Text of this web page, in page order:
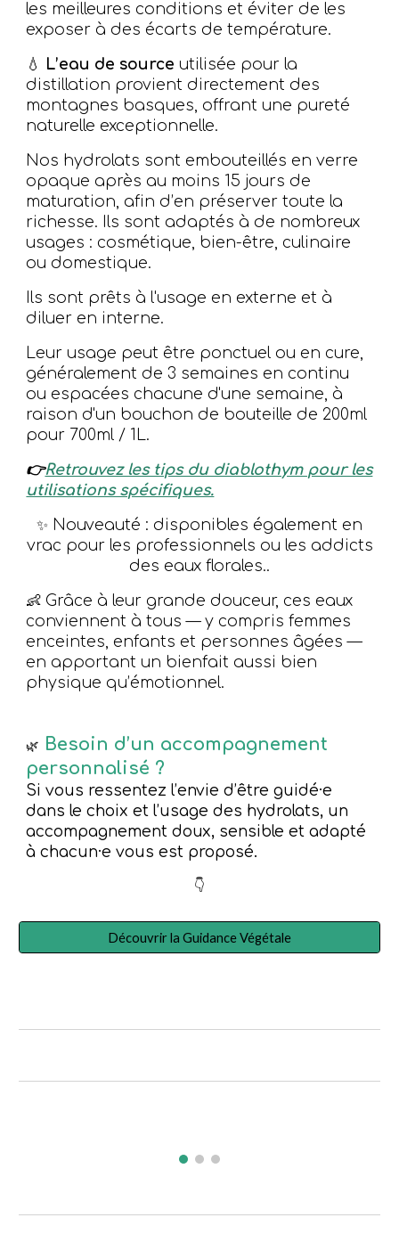
les meilleures conditions et éviter de les
exposer à des écarts de température.
💧 L’eau de sourceutilisée pour la
distillation provient directement des
montagnes basques, offrant une pureté
naturelle exceptionnelle.
Nos hydrolats sont embouteillés en verre
opaque après au moins 15 jours de
maturation, afin d’en préserver toute la
richesse. Ils sont adaptés à de nombreux
usages : cosmétique, bien-être, culinaire
ou domestique.
Ils sont prêts à l'usage en externe et à
diluer en interne.
Leur usage peut être ponctuel ou en cure,
généralement de 3 semaines en continu
ou espacées chacune d'une semaine, à
raison d'un bouchon de bouteille de 200ml
pour 700ml / 1L.
👉Retrouvez les tips du diablothym pour les
utilisations spécifiques.
✨ Nouveauté : disponibles également en
vrac pour les professionnels ou les addicts
des eaux florales..
👶 Grâce à leur grande douceur, ces eaux
conviennent à tous — y compris femmes
enceintes, enfants et personnes âgées —
en apportant un bienfait aussi bien
physique qu’émotionnel.
🌿 Besoin d’un accompagnement
personnalisé ?
Si vous ressentez l’envie d’être guidé·e
dans le choix et l’usage des hydrolats, un
accompagnement doux, sensible et adapté
à chacun·e vous est proposé.
👇
Découvrir la Guidance Végétale